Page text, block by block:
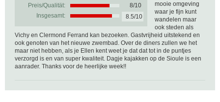
Preis/Qualität:
8/10
Insgesamt:
8.5/10
mooie omgeving
waar je fijn kunt
wandelen maar
ook steden als
Vichy en Clermond Ferrand kan bezoeken. Gastvrijheid uitstekend en
ook genoten van het nieuwe zwembad. Over de diners zullen we het
maar niet hebben, als je Ellen kent weet je dat dat tot in de puntjes
verzorgd is en van super kwaliteit. Dagje kajakken op de Sioule is een
aanrader. Thanks voor de heerlijke week!!